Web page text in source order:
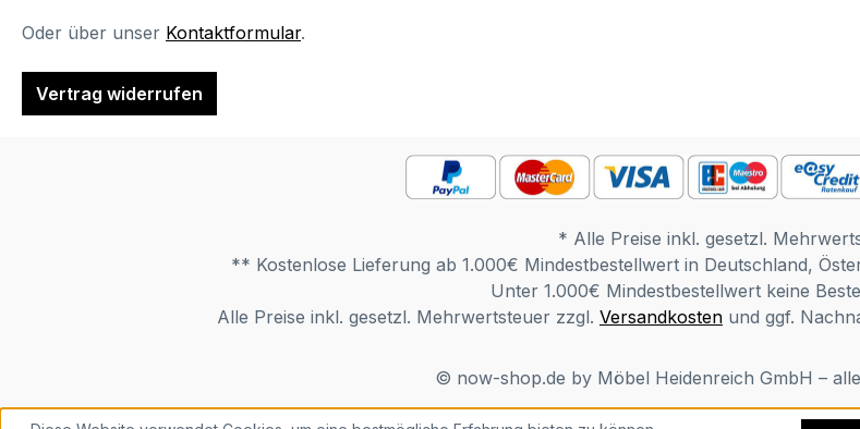
Oder über unser Kontaktformular.
Vertrag widerrufen
* Alle Preise inkl. gesetzl.
** Kostenlose Lieferung ab 1.000€ Mindestbestellwert in Deutschland,
Unter 1.000€ Mindestbestellwert keine
Alle Preise inkl. gesetzl. Mehrwertsteuer zzgl. Versandkosten und ggf.
© now-shop.de by Möbel Heidenreich GmbH –